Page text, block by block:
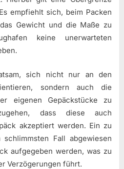
empfiehlt sich, beim Packen
Gewicht und die Maße zu
keine unerwarteten
sich nicht nur an den
sondern auch die
eigenen Gepäckstücke zu
dass diese auch
akzeptiert werden. Ein zu
Fall abgewiesen
aufgegeben werden, was zu
Verzögerungen führt.